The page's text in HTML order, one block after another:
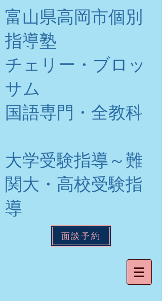
富山県高岡市個別
指導塾
チェリー・ブロッ
サム
​国語専門・全教科
大学受験指導～難
関大・高校受験指
導
面談予約